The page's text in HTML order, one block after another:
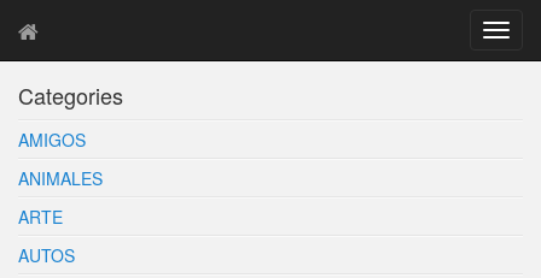
T
o
Categories
AMIGOS
ANIMALES
ARTE
AUTOS